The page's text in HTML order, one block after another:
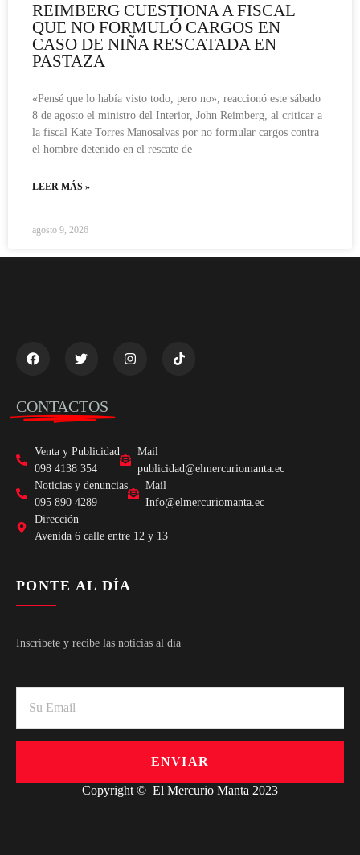
REIMBERG CUESTIONA A FISCAL
QUE NO FORMULÓ CARGOS EN
CASO DE NIÑA RESCATADA EN
PASTAZA
«Pensé que lo había visto todo, pero no», reaccionó este sábado
8 de agosto el ministro del Interior, John Reimberg, al criticar a
la fiscal Kate Torres Manosalvas por no formular cargos contra
el hombre detenido en el rescate de
LEER MÁS »
agosto 9, 2026
CONTACTOS
Venta y Publicidad
098 4138 354
Mail
publicidad@elmercuriomanta.ec
Noticias y denuncias
095 890 4289
Mail
Info@elmercuriomanta.ec
Dirección
Avenida 6 calle entre 12 y 13
PONTE AL DÍA
Inscríbete y recibe las noticias al día
ENVIAR
Copyright © El Mercurio Manta 2023